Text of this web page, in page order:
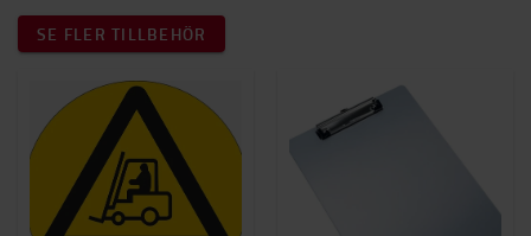
SE FLER TILLBEHÖR